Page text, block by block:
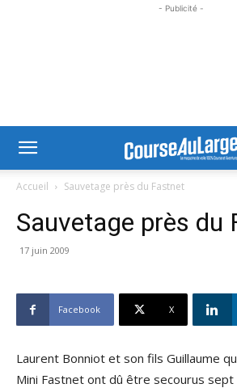
- Publicité -
Accueil Sauvetage près du Fastnet
Sauvetage près du
17 juin 2009
Facebook X
Laurent Bonniot et son fils Guillaume
Mini Fastnet ont dû être secourus sept